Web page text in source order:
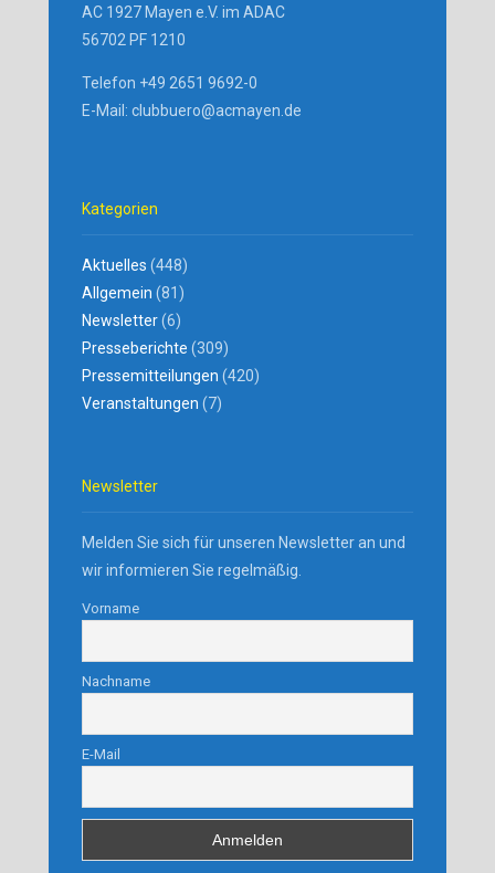
AC 1927 Mayen e.V. im ADAC
56702 PF 1210
Telefon +49 2651 9692-0
E-Mail: clubbuero@acmayen.de
Kategorien
Aktuelles (448)
Allgemein (81)
Newsletter(6)
Presseberichte (309)
Pressemitteilungen (420)
Veranstaltungen (7)
Newsletter
Melden Sie sich für unseren Newsletter an und
wir informieren Sie regelmäßig.
Vorname
Nachname
E-Mail